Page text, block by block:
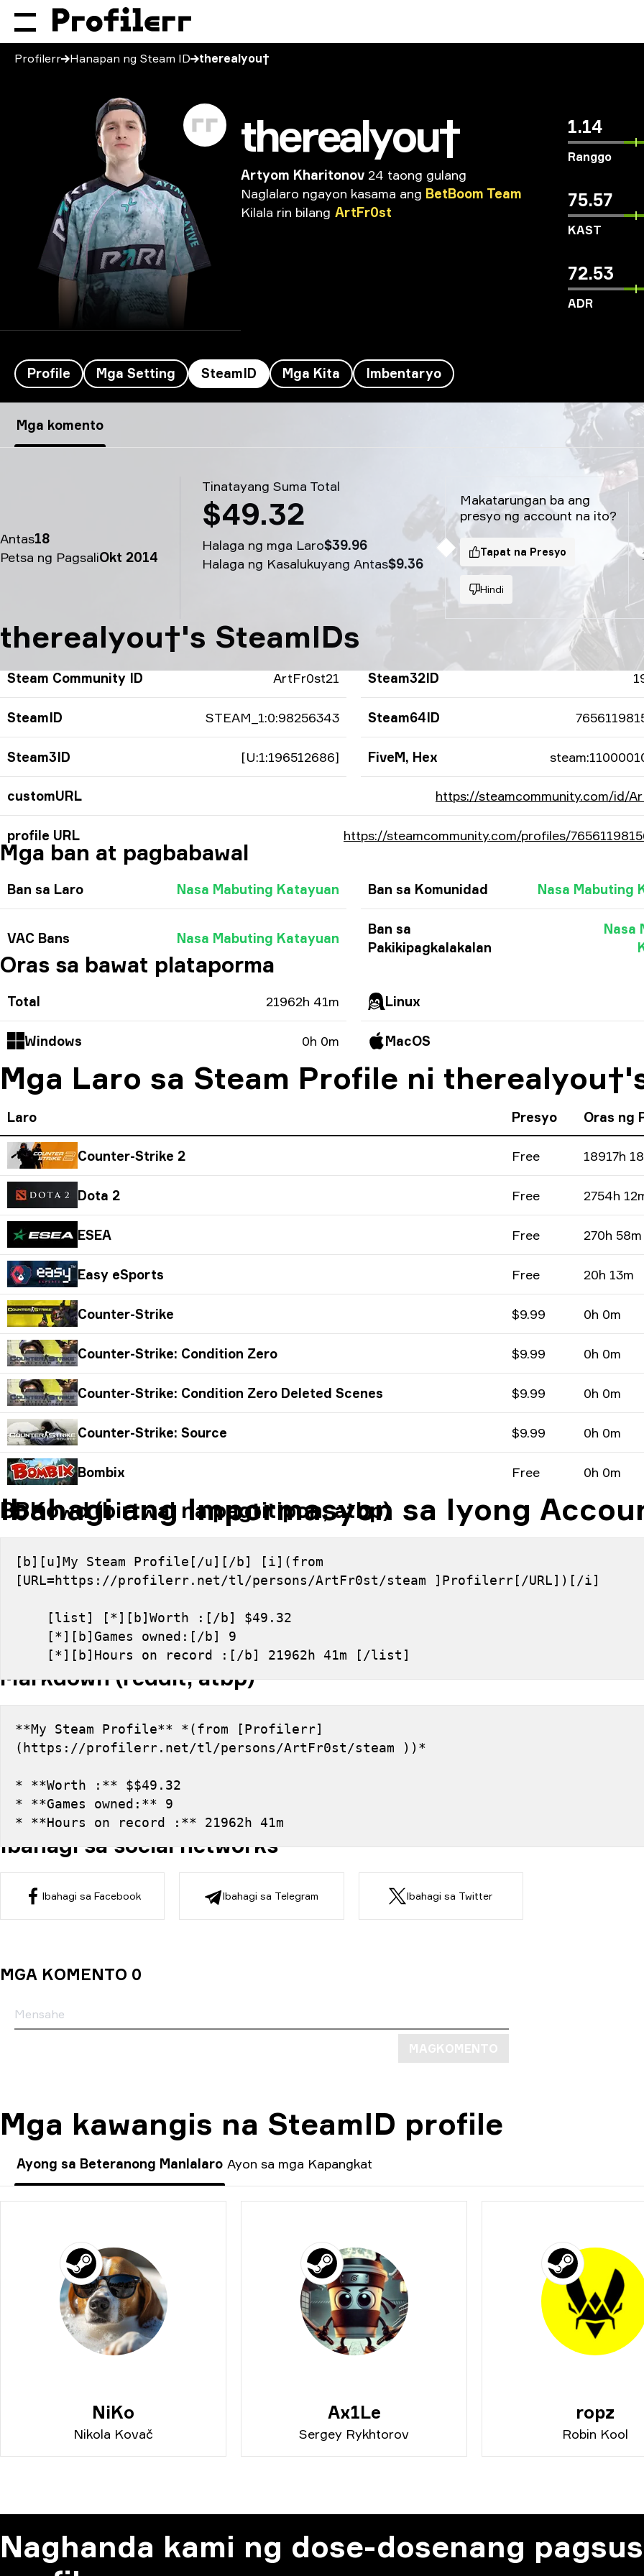
Profilerr Hanapan ng Steam ID therealyou†
therealyou†
Artyom Kharitonov 24 taong gulang
Naglalaro ngayon kasama ang BetBoom Team
Kilala rin bilang ArtFr0st
1.14
Ranggo
75.57
KAST
72.53
ADR
Profile Mga Setting SteamID Mga Kita Imbentaryo
Mga komento
Antas18
Petsa ng PagsaliOkt 2014
Tinatayang Suma Total
$49.32
Halaga ng mga Laro$39.96
Halaga ng Kasalukuyang Antas$9.36
Makatarungan ba ang
presyo ng account na ito?
Tapat na Presyo
Hindi
therealyou†'s SteamIDs
Steam Community ID ArtFr0st21 Steam32ID
SteamID STEAM_1:0:98256343 Steam64ID
Steam3ID [U:1:196512686] FiveM, Hex
customURL https://steamcommunity.com/id/
profile URL https://steamcommunity.com/profiles/
Mga ban at pagbabawal
Ban sa Laro Nasa Mabuting Katayuan Ban sa Komunidad Nasa Mabuting
VAC Bans Nasa Mabuting Katayuan
Ban sa
Pakikipagkalakalan
Nasa
Oras sa bawat plataporma
Total 21962h 41m Linux
Windows 0h 0m MacOS
Mga Laro sa Steam Profile ni
Laro Presyo Oras ng
Counter-Strike 2 Free 18917h
Dota 2 Free 2754h
ESEA Free 270h 58m
Easy eSports Free 20h 13m
Counter-Strike $9.99 0h 0m
Counter-Strike: Condition Zero $9.99 0h 0m
Counter-Strike: Condition Zero Deleted Scenes $9.99 0h 0m
Counter-Strike: Source $9.99 0h 0m
Bombix Free 0h 0m
Ibahagi ang Impormasyon sa Iyong
BBKowd (birtwal na pagtitipon, atbp)
[b][u]My Steam Profile[/u][/b] [i](from
[URL=https://profilerr.net/tl/persons/ArtFr0st/steam ]Profilerr[/URL])[/i]
    [list] [*][b]Worth :[/b] $49.32
    [*][b]Games owned:[/b] 9
    [*][b]Hours on record :[/b] 21962h 41m [/list]
Markdown (reddit, atbp)
**My Steam Profile** *(from [Profilerr]
(https://profilerr.net/tl/persons/ArtFr0st/steam ))*
* **Worth :** $$49.32
* **Games owned:** 9
* **Hours on record :** 21962h 41m
Ibahagi sa social networks
Ibahagi sa Facebook Ibahagi sa Telegram Ibahagi sa Twitter
MGA KOMENTO 0
MAGKOMENTO
Mga kawangis na SteamID profile
Ayong sa Beteranong Manlalaro Ayon sa mga Kapangkat
NiKo
Nikola Kovač
Ax1Le
Sergey Rykhtorov
ropz
Robin Kool
Naghanda kami ng dose-dosenang